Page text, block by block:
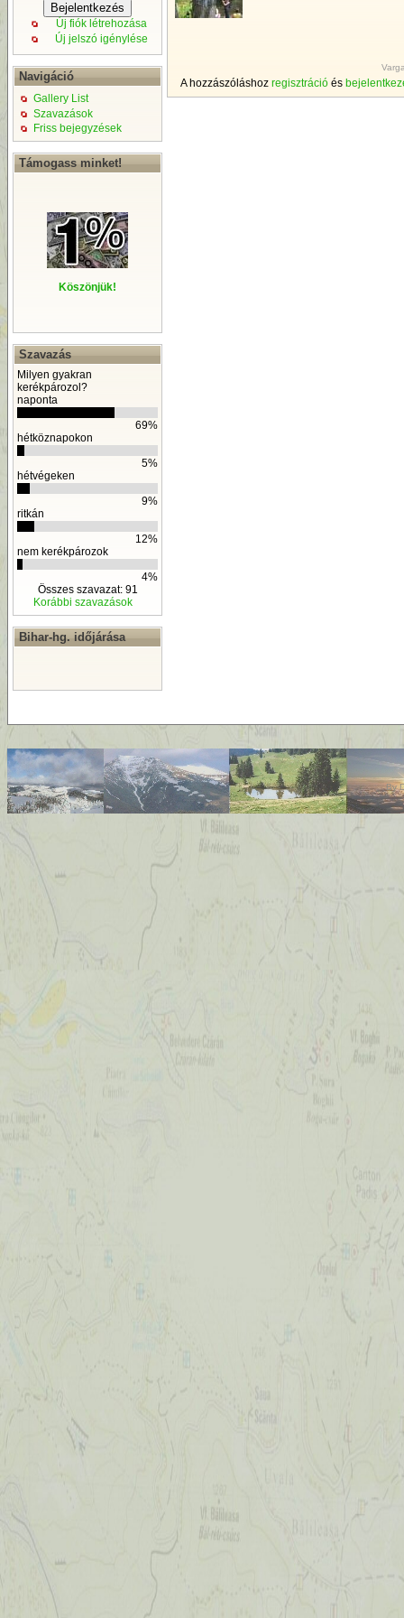
Új fiók létrehozása
Új jelszó igénylése
Navigáció
Gallery List
Szavazások
Friss bejegyzések
Támogass minket!
Köszönjük!
Szavazás
Milyen gyakran
kerékpározol?
naponta
69%
hétköznapokon
5%
hétvégeken
9%
ritkán
12%
nem kerékpározok
4%
Összes szavazat: 91
Korábbi szavazások
Bihar-hg. időjárása
A hozzászóláshoz regisztráció és
By